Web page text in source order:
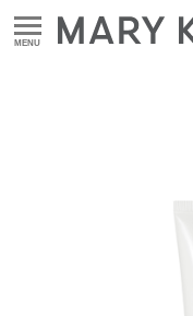
MENU